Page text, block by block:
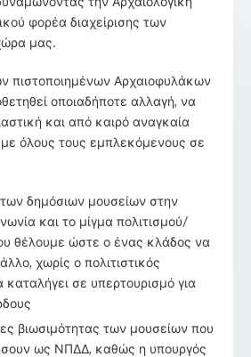
φορέα διαχείρισης των
μας.
πιστοποιημένων Αρχαιοφυλάκων
οποιαδήποτε αλλαγή, να
και από καιρό αναγκαία
όλους τους εμπλεκόμενους σε
των δημόσιων μουσείων στην
και το μίγμα πολιτισμού/
θέλουμε ώστε ο ένας κλάδος να
χωρίς ο πολιτιστικός
καταλήγει σε υπερτουρισμό για
βιωσιμότητας των μουσείων που
ως ΝΠΔΔ, καθώς η υπουργός